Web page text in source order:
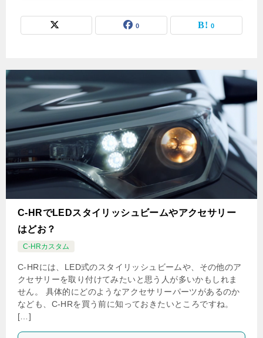
0 0
C-HRでLEDスタイリッシュビームやアクセサリー
はどお？
C-HRカスタム
C-HRには、LED式のスタイリッシュビームや、その他のア
クセサリーを取り付けてみたいと思う人が多いかもしれま
せん。 具体的にどのようなアクセサリーパーツがあるのか
なども、C-HRを買う前に知っておきたいところですね。
[…]